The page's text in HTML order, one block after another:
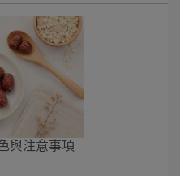
與注意事項